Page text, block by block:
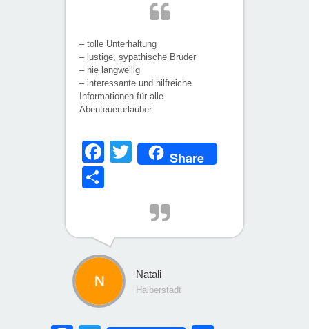
– tolle Unterhaltung
– lustige, sypathische Brüder
– nie langweilig
– interessante und hilfreiche
Informationen für alle
Abenteuerurlauber
Facebook
Twitter
Share
Natali
Halberstadt